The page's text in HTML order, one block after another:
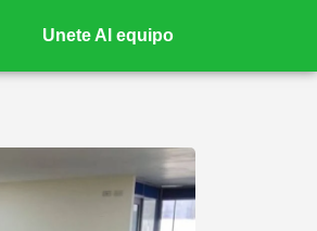
Unete Al equipo